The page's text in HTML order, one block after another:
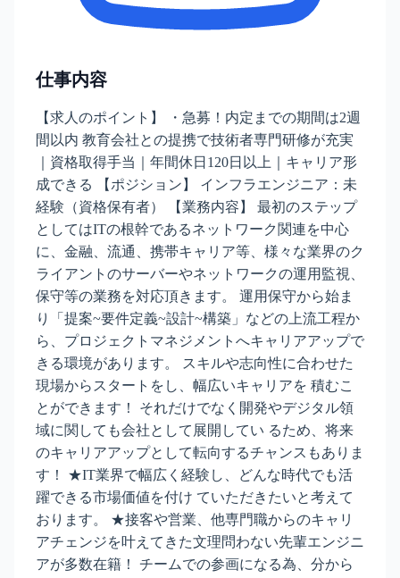
仕事内容
【求人のポイント】 ・急募！内定までの期間は2週
間以内 教育会社との提携で技術者専門研修が充実
｜資格取得手当｜年間休日120日以上｜キャリア形
成できる 【ポジション】 インフラエンジニア：未
経験（資格保有者） 【業務内容】 最初のステップ
としてはITの根幹であるネットワーク関連を中心
に、金融、流通、携帯キャリア等、様々な業界のク
ライアントのサーバーやネットワークの運用監視、
保守等の業務を対応頂きます。 運用保守から始ま
り「提案~要件定義~設計~構築」などの上流工程か
ら、プロジェクトマネジメントへキャリアアップで
きる環境があります。 スキルや志向性に合わせた
現場からスタートをし、幅広いキャリアを 積むこ
とができます！ それだけでなく開発やデジタル領
域に関しても会社として展開してい るため、将来
のキャリアアップとして転向するチャンスもありま
す！ ★IT業界で幅広く経験し、どんな時代でも活
躍できる市場価値を付け ていただきたいと考えて
おります。 ★接客や営業、他専門職からのキャリ
アチェンジを叶えてきた文理問わない先輩エンジニ
アが多数在籍！ チームでの参画になる為、分から